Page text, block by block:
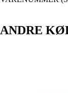
ANDRE